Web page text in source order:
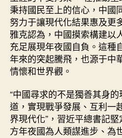
秉持國民至上的信心，中國
努力于讓現代化結果惠及更
雅克認為，中國摸索構建以
充足展現年夜國自負。這種
年來的突起騰飛，也源于中
情懷和世界觀。
“中國尋求的不是獨善其身
道，實現戰爭發展、互利一
界現代化”，習近平總書記
方年夜國為人類謀進步、為